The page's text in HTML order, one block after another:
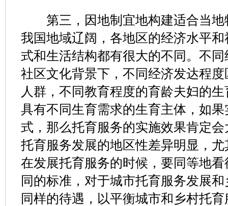
第三，因地制宜地构建适合当地
我国地域辽阔，各地区的经济水平
式和生活结构都有很大的不同。不
社区文化背景下，不同经济发达程
人群，不同教育程度的育龄夫妇的
具有不同生育需求的生育主体，如
式，那么托育服务的实施效果肯定
托育服务发展的地区性差异明显，
在发展托育服务的时候，要同等地
同的标准，对于城市托育服务发展
同样的待遇，以平衡城市和乡村托